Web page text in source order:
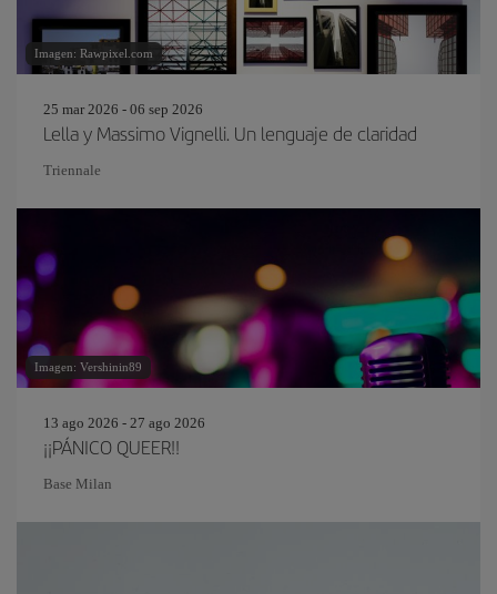
Imagen: Rawpixel.com
25 mar 2026 - 06 sep 2026
Lella y Massimo Vignelli. Un lenguaje de claridad
Triennale
Imagen: Vershinin89
13 ago 2026 - 27 ago 2026
¡¡PÁNICO QUEER!!
Base Milan